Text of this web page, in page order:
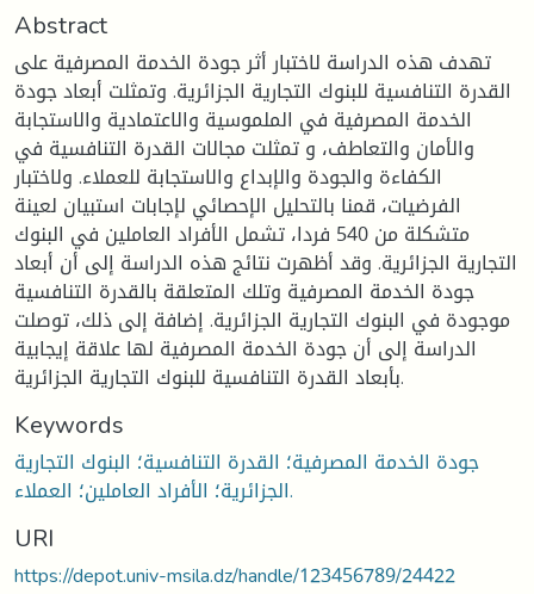
Abstract
تهدف هذه الدراسة لاختبار أثر جودة الخدمة المصرفية على
القدرة التنافسية للبنوك التجارية الجزائرية. وتمثلت أبعاد جودة
الخدمة المصرفية في الملموسية والاعتمادية والاستجابة
والأمان والتعاطف، و تمثلت مجالات القدرة التنافسية في
الكفاءة والجودة والإبداع والاستجابة للعملاء. ولاختبار
الفرضيات، قمنا بالتحليل الإحصائي لإجابات استبيان لعينة
متشكلة من 540 فردا، تشمل الأفراد العاملين في البنوك
التجارية الجزائرية. وقد أظهرت نتائج هذه الدراسة إلى أن أبعاد
جودة الخدمة المصرفية وتلك المتعلقة بالقدرة التنافسية
موجودة في البنوك التجارية الجزائرية. إضافة إلى ذلك، توصلت
الدراسة إلى أن جودة الخدمة المصرفية لها علاقة إيجابية
بأبعاد القدرة التنافسية للبنوك التجارية الجزائرية.
Keywords
جودة الخدمة المصرفية؛ القدرة التنافسية؛ البنوك التجارية
الجزائرية؛ الأفراد العاملين؛ العملاء.
URI
https://depot.univ-msila.dz/handle/123456789/24422